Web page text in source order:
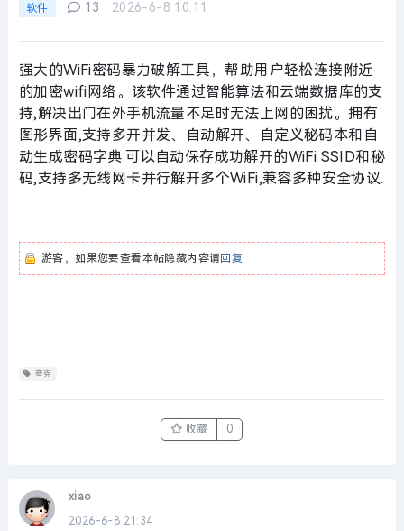
软件 13 2026-6-8 10:11
强大的WiFi密码暴力破解工具，帮助用户轻松连接附近
的加密wifi网络。该软件通过智能算法和云端数据库的支
持,解决出门在外手机流量不足时无法上网的困扰。拥有
图形界面,支持多开并发、自动解开、自定义秘码本和自
动生成密码字典.可以自动保存成功解开的WiFi SSID和秘
码,支持多无线网卡并行解开多个WiFi,兼容多种安全协议.
游客，如果您要查看本帖隐藏内容请回复
夸克
收藏 0
xiao
2026-6-8 21:34